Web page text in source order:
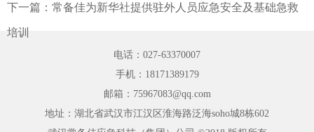
下一篇： 常备佳为新华社提供驻外人员应急安全及基础急救
培训
电话：027-63370007
手机：18171389179
邮箱：75967083@qq.com
地址：湖北省武汉市江汉区淮海路泛海soho城8栋602